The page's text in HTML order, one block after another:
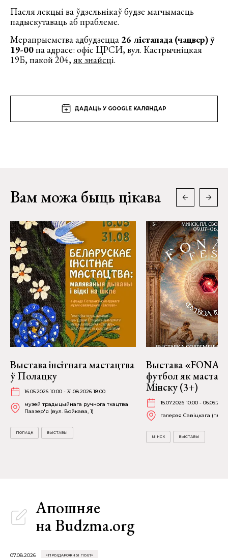
Пасля лекцыі ва ўдзельнікаў будзе магчымасць
падыскутаваць аб праблеме.
Мерапрыемства адбудзецца 26 лістапада (чацвер) ў
19-00па адрасе: офіс ЦРСИ, вул. Кастрычніцкая
19Б, пакой 204,як знайсці.
ДАДАЦЬ У GOOGLE КАЛЯНДАР
Вам можа быць цікава
Выстава інсітнага мастацтва
ў Полацку
16.05.2026 10:00 - 31.08.2026 18:00
музей традыцыйнага ручнога ткацтва
Паазер'я (вул. Войкава, 1)
ПОЛАЦК ВЫСТАВЫ
Выстава
футбол як
Мінску (3+)
15.07.2026 10:00 -
галерэя Савіцкага (пл.
МІНСК ВЫСТАВЫ
Апошняе
на Budzma.org
07.08.2026 «ПРЫДАРОЖНЫ ПЫЛ»